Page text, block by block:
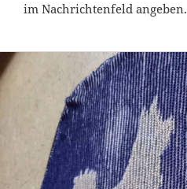
im Nachrichtenfeld angeben.